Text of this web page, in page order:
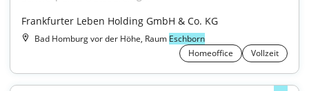
Frankfurter Leben Holding GmbH & Co. KG
Bad Homburg vor der Höhe, Raum Eschborn
Homeoffice
Vollzeit